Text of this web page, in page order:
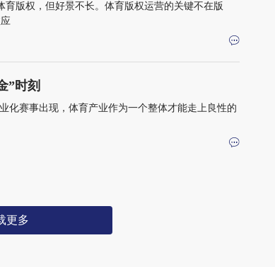
版权，但好景不长。体育版权运营的关键不在版
”时刻
化赛事出现，体育产业作为一个整体才能走上良性的
更多